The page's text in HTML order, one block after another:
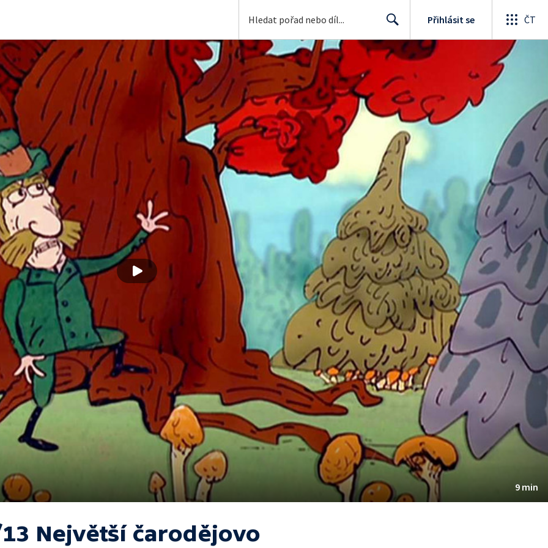
Search
Přihlásit se ČT
9 min
Největší čarodějovo